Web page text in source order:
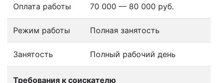
Оплата работы 70 000 — 80 000 руб.
Режим работы Полная занятость
Занятость Полный рабочий день
Требования к соискателю